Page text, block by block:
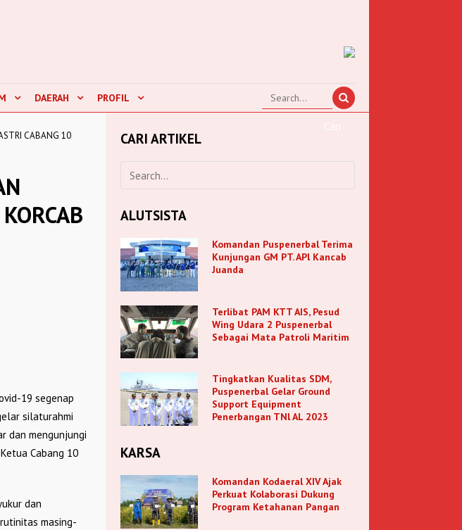
DAERAH PROFIL
CABANG 10
19 segenap
silaturahmi
dan mengunjungi
Cabang 10
dan
masing-
CARI ARTIKEL
ALUTSISTA
Komandan Puspenerbal Terima
Kunjungan GM PT. APl Kancab
Juanda
Terlibat PAM KTT AIS, Pesud
Wing Udara 2 Puspenerbal
Sebagai Mata Patroli Maritim
Tingkatkan Kualitas SDM,
Puspenerbal Gelar Ground
Support Equipment
Penerbangan TNl AL 2023
KARSA
Komandan Kodaeral XIV Ajak
Perkuat Kolaborasi Dukung
Program Ketahanan Pangan